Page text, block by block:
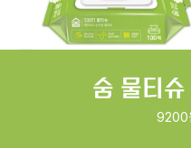
숨 물티
9200